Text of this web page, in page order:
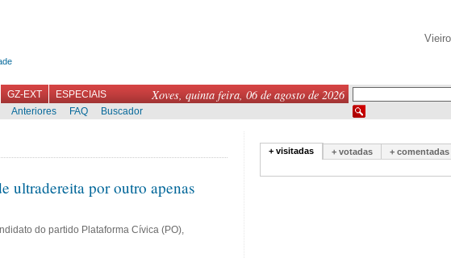
Xoves, quinta feira, 06 de agosto de 2026
GZ-EXT
ESPECIAIS
Anteriores FAQ Buscador
ultradereita por outro apenas
do partido Plataforma Cívica (PO),
+ visitadas + votadas + comentadas